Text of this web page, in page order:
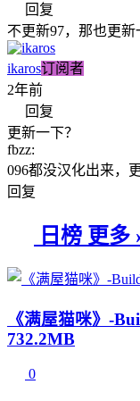
回复
不更新97，那也更
ikaros订阅者
2年前
回复
更新一下？
fbzz:
096都没汉化出来，
回复
日榜 更多
《满屋猫咪》-
732.2MB
0